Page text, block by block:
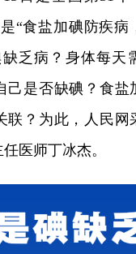
“食盐加碘防疾
乏病？身体每天
己是否缺碘？食盐
联？为此，人民网
医师丁冰杰。